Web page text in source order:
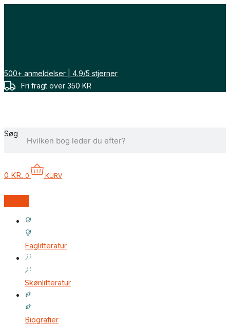
Gå
500+ anmeldelser | 4.9/5 stjerner
Fri fragt over 350 KR
Søg
0 KR. 0 KURV
Faglitteratur
Skønlitteratur
Biografier